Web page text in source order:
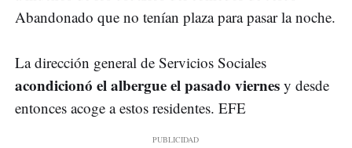
Abandonado que no tenían plaza para pasar la noche.
La dirección general de Servicios Sociales
acondicionó el albergue el pasado viernes y desde
entonces acoge a estos residentes. EFE